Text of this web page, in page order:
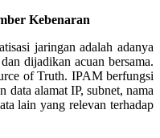
Kebenaran
jaringan adalah adanya
dijadikan acuan bersama.
of Truth. IPAM berfungsi
data alamat IP, subnet, nama
lain yang relevan terhadap